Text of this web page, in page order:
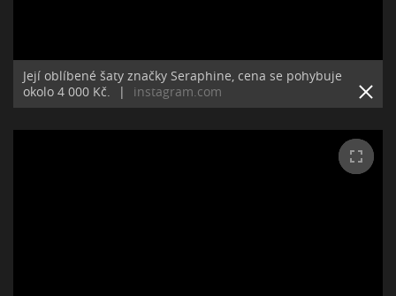
Její oblíbené šaty značky Seraphine, cena se pohybuje
okolo 4 000 Kč.
| instagram.com